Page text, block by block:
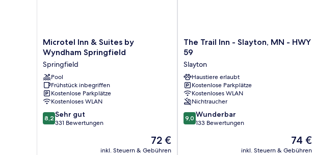
Microtel
Inn
Suites
by
Wyndham
Springfield
Springfield
Microtel Inn & Suites by
Wyndham Springfield
Springfield
Pool
Frühstück inbegriffen
Kostenlose Parkplätze
Kostenloses WLAN
8.2
von
8,2 Sehr gut
331 Bewertungen
Der
Preis
72 €
inkl. Steuern & Gebühren
The
Trail
-
Slayton,
MN
-
HWY
59
Slayton
The Trail Inn - Slayton, MN - HWY
59
Slayton
Haustiere erlaubt
Kostenlose Parkplätze
Kostenloses WLAN
Nichtraucher
9.0
von
9,0 Wunderbar
133 Bewertungen
Der
Preis
74 €
inkl. Steuern & Gebühren